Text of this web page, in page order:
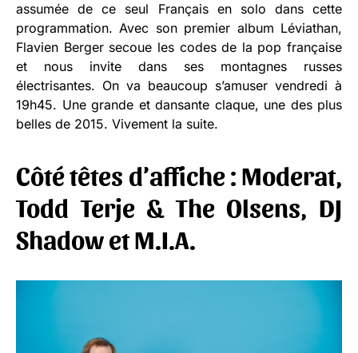
assumée de ce seul Français en solo dans cette
programmation. Avec son premier album Léviathan,
Flavien Berger secoue les codes de la pop française
et nous invite dans ses montagnes russes
électrisantes. On va beaucoup s’amuser vendredi à
19h45. Une grande et dansante claque, une des plus
belles de 2015. Vivement la suite.
Côté têtes d’affiche : Moderat,
Todd Terje & The Olsens, DJ
Shadow et M.I.A.